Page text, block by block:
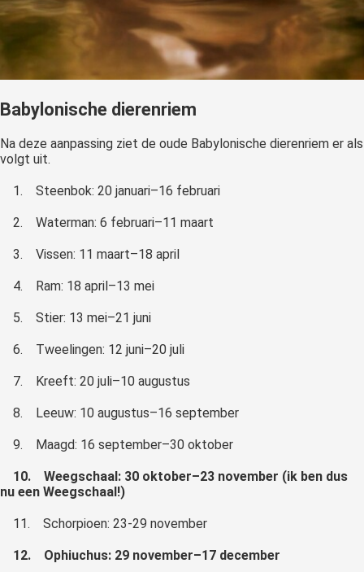
Babylonische dierenriem
Na deze aanpassing ziet de oude Babylonische dierenriem er als
volgt uit.
1. Steenbok: 20 januari–16 februari
2. Waterman: 6 februari–11 maart
3. Vissen: 11 maart–18 april
4. Ram: 18 april–13 mei
5. Stier: 13 mei–21 juni
6. Tweelingen: 12 juni–20 juli
7. Kreeft: 20 juli–10 augustus
8. Leeuw: 10 augustus–16 september
9. Maagd: 16 september–30 oktober
10.
Weegschaal: 30 oktober–23 november (ik ben dus
nu een Weegschaal!)
11. Schorpioen: 23-29 november
12. Ophiuchus: 29 november–17 december